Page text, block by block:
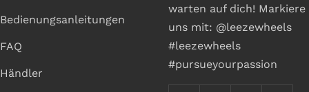
Bedienungsanleitungen
FAQ
Händler
warten auf dich! Markiere
uns mit: @leezewheels
#leezewheels
#pursueyourpassion